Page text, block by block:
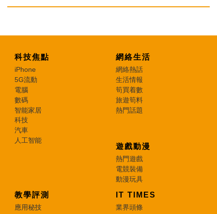
科技焦點
iPhone
5G流動
電腦
數碼
智能家居
科技
汽車
人工智能
網絡生活
網絡熱話
生活情報
筍買着數
旅遊筍料
熱門話題
遊戲動漫
熱門遊戲
電競裝備
動漫玩具
教學評測
應用秘技
IT TIMES
業界頭條